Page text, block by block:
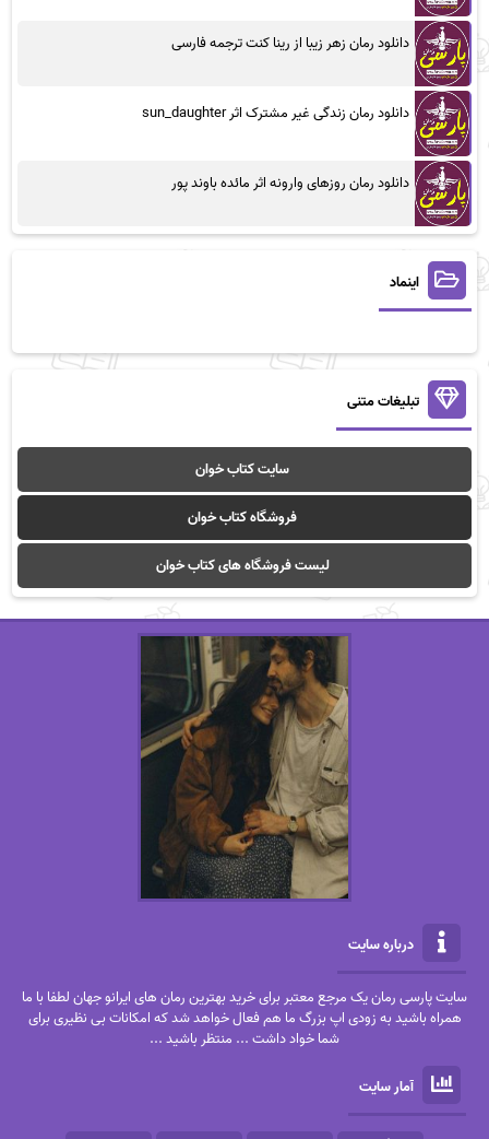
دانلود رمان زهر زیبا از رینا کنت ترجمه فارسی
دانلود رمان زندگی غیر مشترک اثر sun_daughter
دانلود رمان روزهای وارونه اثر مائده باوند پور
اینماد
تبلیغات متنی
سایت کتاب خوان
فروشگاه کتاب خوان
لیست فروشگاه های کتاب خوان
درباره سایت
سایت پارسی رمان یک مرجع معتبر برای خرید بهترین رمان های ایرانو جهان لطفا با ما
همراه باشید به زودی اپ بزرگ ما هم فعال خواهد شد که امکانات بی نظیری برای
شما خواد داشت ... منتظر باشید ...
آمار سایت